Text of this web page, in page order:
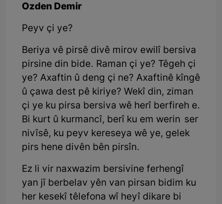
Ozden Demir
Peyv çi ye?
Beriya vê pirsê divê mirov ewilî bersiva
pirsine din bide. Raman çi ye? Têgeh çi
ye? Axaftin û deng çi ne? Axaftinê kîngê
û çawa dest pê kiriye? Wekî din, ziman
çi ye ku pirsa bersiva wê herî berfireh e.
Bi kurt û kurmancî, berî ku em werin ser
nivîsê, ku peyv kereseya wê ye, gelek
pirs hene divên bên pirsîn.
Ez li vir naxwazim bersivine ferhengî
yan jî berbelav yên van pirsan bidim ku
her kesekî têlefona wî heyî dikare bi